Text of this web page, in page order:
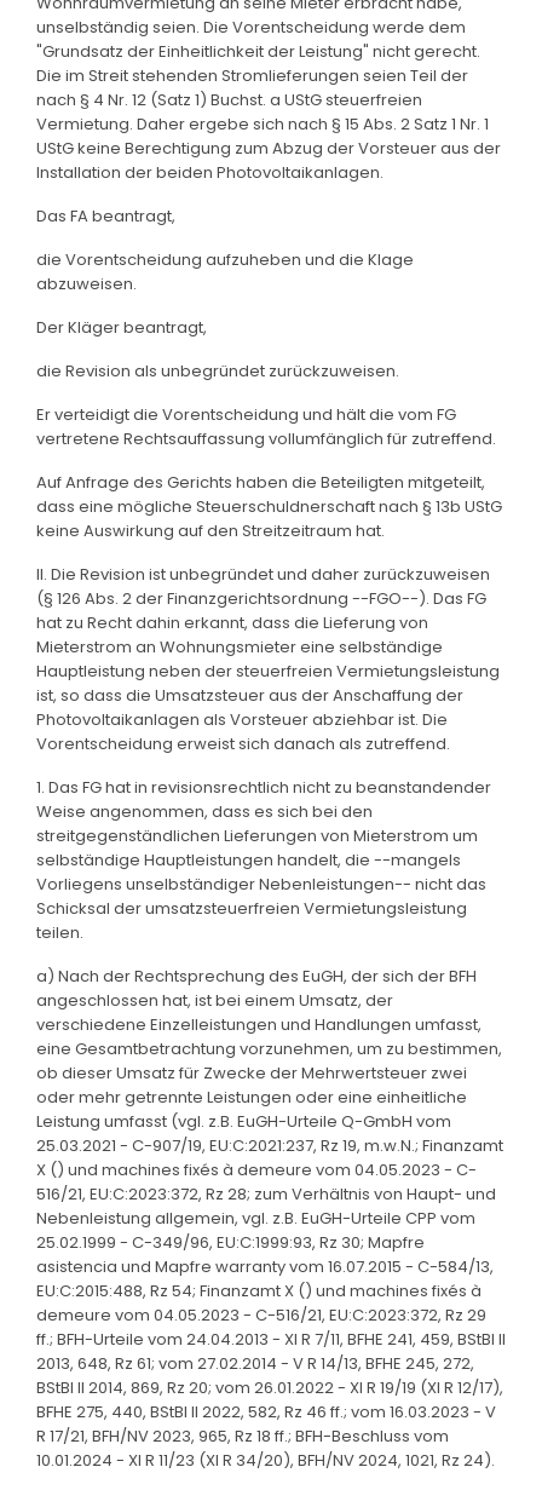
unselbständig seien. Die Vorentscheidung werde dem
"Grundsatz der Einheitlichkeit der Leistung" nicht gerecht.
Die im Streit stehenden Stromlieferungen seien Teil der
nach § 4 Nr. 12 (Satz 1) Buchst. a UStG steuerfreien
Vermietung. Daher ergebe sich nach § 15 Abs. 2 Satz 1 Nr. 1
UStG keine Berechtigung zum Abzug der Vorsteuer aus der
Installation der beiden Photovoltaikanlagen.
Das FA beantragt,
die Vorentscheidung aufzuheben und die Klage
abzuweisen.
Der Kläger beantragt,
die Revision als unbegründet zurückzuweisen.
Er verteidigt die Vorentscheidung und hält die vom FG
vertretene Rechtsauffassung vollumfänglich für zutreffend.
Auf Anfrage des Gerichts haben die Beteiligten mitgeteilt,
dass eine mögliche Steuerschuldnerschaft nach § 13b UStG
keine Auswirkung auf den Streitzeitraum hat.
II. Die Revision ist unbegründet und daher zurückzuweisen
(§ 126 Abs. 2 der Finanzgerichtsordnung --FGO--). Das FG
hat zu Recht dahin erkannt, dass die Lieferung von
Mieterstrom an Wohnungsmieter eine selbständige
Hauptleistung neben der steuerfreien Vermietungsleistung
ist, so dass die Umsatzsteuer aus der Anschaffung der
Photovoltaikanlagen als Vorsteuer abziehbar ist. Die
Vorentscheidung erweist sich danach als zutreffend.
1. Das FG hat in revisionsrechtlich nicht zu beanstandender
Weise angenommen, dass es sich bei den
streitgegenständlichen Lieferungen von Mieterstrom um
selbständige Hauptleistungen handelt, die --mangels
Vorliegens unselbständiger Nebenleistungen-- nicht das
Schicksal der umsatzsteuerfreien Vermietungsleistung
teilen.
a) Nach der Rechtsprechung des EuGH, der sich der BFH
angeschlossen hat, ist bei einem Umsatz, der
verschiedene Einzelleistungen und Handlungen umfasst,
eine Gesamtbetrachtung vorzunehmen, um zu bestimmen,
ob dieser Umsatz für Zwecke der Mehrwertsteuer zwei
oder mehr getrennte Leistungen oder eine einheitliche
Leistung umfasst (vgl. z.B. EuGH-Urteile Q-GmbH vom
25.03.2021 - C-907/19, EU:C:2021:237, Rz 19, m.w.N.; Finanzamt
X () und machines fixés à demeure vom 04.05.2023 - C-
516/21, EU:C:2023:372, Rz 28; zum Verhältnis von Haupt- und
Nebenleistung allgemein, vgl. z.B. EuGH-Urteile CPP vom
25.02.1999 - C-349/96, EU:C:1999:93, Rz 30; Mapfre
asistencia und Mapfre warranty vom 16.07.2015 - C-584/13,
EU:C:2015:488, Rz 54; Finanzamt X () und machines fixés à
demeure vom 04.05.2023 - C-516/21, EU:C:2023:372, Rz 29
ff.; BFH-Urteile vom 24.04.2013 - XI R 7/11, BFHE 241, 459, BStBl II
2013, 648, Rz 61; vom 27.02.2014 - V R 14/13, BFHE 245, 272,
BStBl II 2014, 869, Rz 20; vom 26.01.2022 - XI R 19/19 (XI R 12/17),
BFHE 275, 440, BStBl II 2022, 582, Rz 46 ff.; vom 16.03.2023 - V
R 17/21, BFH/NV 2023, 965, Rz 18 ff.; BFH-Beschluss vom
10.01.2024 - XI R 11/23 (XI R 34/20), BFH/NV 2024, 1021, Rz 24).